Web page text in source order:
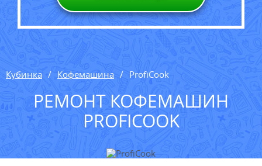
Кубинка Кофемашина ProfiCook
РЕМОНТ КОФЕМАШИН
PROFICOOK